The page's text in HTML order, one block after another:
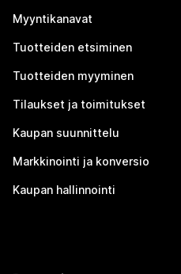
Myyntikanavat
Tuotteiden etsiminen
Tuotteiden myyminen
Tilaukset ja toimitukset
Kaupan suunnittelu
Markkinointi ja konversio
Kaupan hallinnointi